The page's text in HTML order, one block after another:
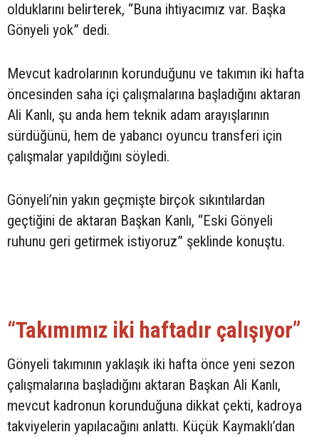
olduklarını belirterek, “Buna ihtiyacımız var. Başka
Gönyeli yok” dedi.
Mevcut kadrolarının korunduğunu ve takımın iki hafta
öncesinden saha içi çalışmalarına başladığını aktaran
Ali Kanlı, şu anda hem teknik adam arayışlarının
sürdüğünü, hem de yabancı oyuncu transferi için
çalışmalar yapıldığını söyledi.
Gönyeli’nin yakın geçmişte birçok sıkıntılardan
geçtiğini de aktaran Başkan Kanlı, “Eski Gönyeli
ruhunu geri getirmek istiyoruz” şeklinde konuştu.
“Takımımız iki haftadır çalışıyor”
Gönyeli takımının yaklaşık iki hafta önce yeni sezon
çalışmalarına başladığını aktaran Başkan Ali Kanlı,
mevcut kadronun korunduğuna dikkat çekti, kadroya
takviyelerin yapılacağını anlattı. Küçük Kaymaklı’dan